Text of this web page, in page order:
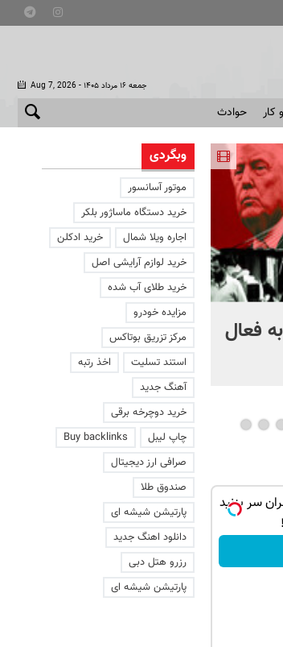
Aug 7, 2026 - جمعه ۱۶ مرداد ۱۴۰۵
حوادث
فعال
با دوچرخه به مترو بروید
سر بزنید
وبگردی
موتور آسانسور
خرید دستگاه ماساژور بلکر
اجاره ویلا شمال
خرید ادکلن
خرید لوازم آرایشی اصل
خرید طلای آب شده
مزایده خودرو
مرکز تزریق بوتاکس
استند تسلیت
اخذ رتبه
آهنگ جدید
خرید دوچرخه برقی
چاپ لیبل
Buy backlinks
صرافی ارز دیجیتال
صندوق طلا
پارتیشن شیشه ای
دانلود اهنگ جدید
رزرو هتل دبی
پارتیشن شیشه ای